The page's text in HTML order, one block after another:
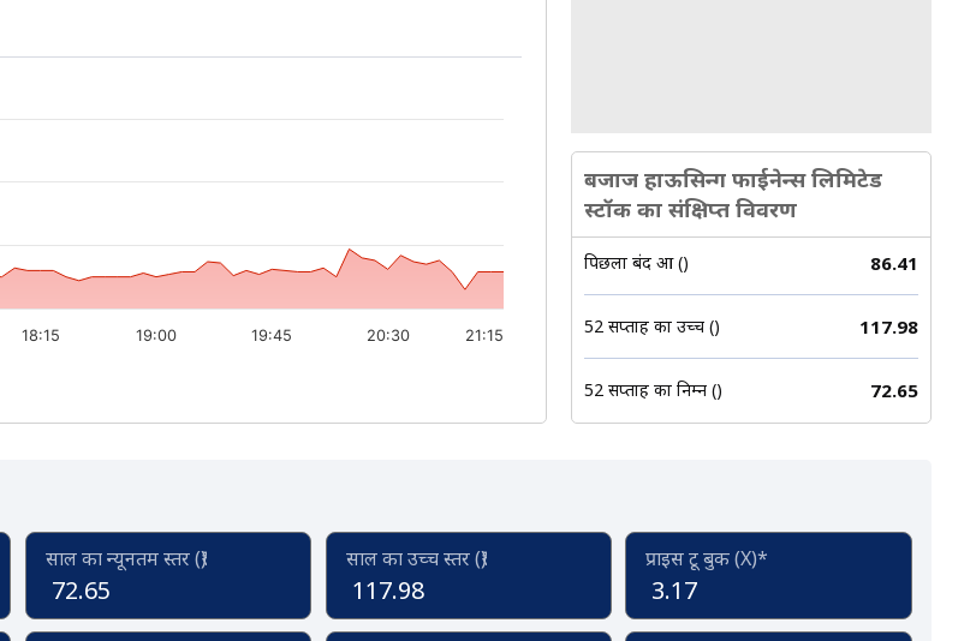
18:15 19:00 19:45 20:30 21:15
बजाज हाऊसिन्ग फाईनेन्स लिमिटेड
स्टॉक का संक्षिप्त विवरण
पिछला बंद हुआ (₹) 86.41
52 सप्ताह का उच्च (₹) 117.98
52 सप्ताह का निम्न (₹) 72.65
साल का न्यूनतम स्तर (₹)
72.65
साल का उच्च स्तर (₹)
117.98
प्राइस टू बुक (X)*
3.17